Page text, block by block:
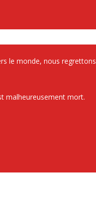
le monde, nous
malheureusement mort.